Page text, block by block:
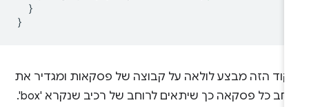
הזה מבצע לולאה על קבוצה של פסקאות ומגדיר את
רוחב כל פסקאה כך שיתאים לרוחב של רכיב שנקרא 'box'.